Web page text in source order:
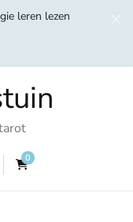
leren lezen
0